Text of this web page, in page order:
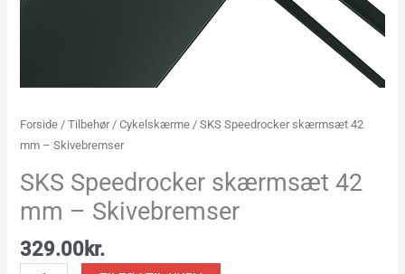
Forside /Tilbehør/Cykelskærme / SKS Speedrocker skærmsæt 42
mm – Skivebremser
SKS Speedrocker skærmsæt 42
mm – Skivebremser
329.00kr.